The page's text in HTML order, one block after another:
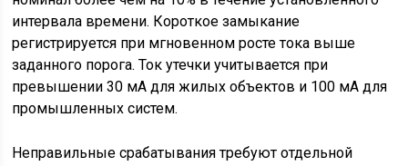
интервала времени. Короткое замыкание
регистрируется при мгновенном росте тока выше
заданного порога. Ток утечки учитывается при
превышении 30 мА для жилых объектов и 100 мА для
промышленных систем.
Неправильные срабатывания требуют отдельной